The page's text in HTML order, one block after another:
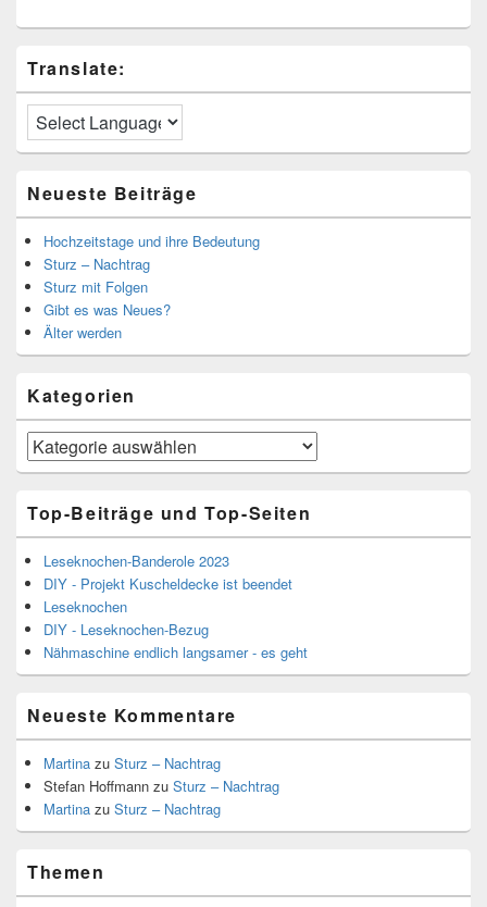
Translate:
Neueste Beiträge
Hochzeitstage und ihre Bedeutung
Sturz – Nachtrag
Sturz mit Folgen
Gibt es was Neues?
Älter werden
Kategorien
Kategorien
Top-Beiträge und Top-Seiten
Leseknochen-Banderole 2023
DIY - Projekt Kuscheldecke ist beendet
Leseknochen
DIY - Leseknochen-Bezug
Nähmaschine endlich langsamer - es geht
Neueste Kommentare
Martina zu Sturz – Nachtrag
Stefan Hoffmann zu Sturz – Nachtrag
Martina zu Sturz – Nachtrag
Themen